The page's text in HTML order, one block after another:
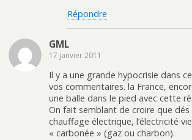
Répondre
GML
17 janvier 2011
Il y a une grande hypocrisie dans
vos commentaires. la France,
une balle dans le pied avec cette
On fait semblant de croire que dés
chauffage électrique, l’électricité
« carbonée » (gaz ou charbon).